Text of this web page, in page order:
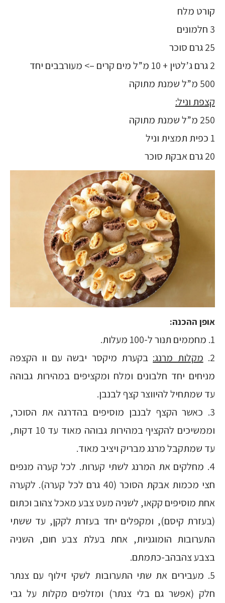
קורט מלח
3 חלמונים
25 גרם סוכר
2 גרם ג’לטין + 10 מ”ל מים קרים –> מעורבבים יחד
500 מ”ל שמנת מתוקה
קצפת וניל:
250 מ”ל שמנת מתוקה
1 כפית תמצית וניל
20 גרם אבקת סוכר
אופן ההכנה:
1. מחממים תנור ל-100 מעלות.
2. מקלות מרנג: בקערת מיקסר יבשה עם וו הקצפה
מניחים יחד חלבונים ומלח ומקציפים במהירות גבוהה
עד שמתחיל להיווצר קצף לבנבן.
3. כאשר הקצף לבנבן מוסיפים בהדרגה את הסוכר,
וממשיכים להקציף במהירות גבוהה מאוד עד 10 דקות,
עד שמתקבל מרנג מבריק ויציב מאוד.
4. מחלקים את המרנג לשתי קערות. לכל קערה מנפים
חצי מכמות אבקת הסוכר (40 גרם לכל קערה). לקערה
אחת מוסיפים קקאו, לשניה מעט צבע מאכל צהוב וכתום
(בעזרת קיסם), ומקפלים יחד בעזרת לקקן, עד ששתי
התערובות הומוגניות, אחת בעלת צבע חום, השניה
בצבע צהבהב-כתמתם.
5. מעבירים את שתי התערובות לשקי זילוף עם צנתר
חלק (אפשר גם בלי צנתר) ומזלפים מקלות על גבי